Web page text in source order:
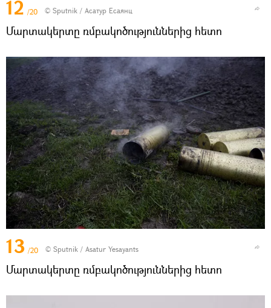
12 /20 © Sputnik / Асатур Есаянц
Մարտակերտը ռմբակոծություններից հետո
13 /20 © Sputnik / Asatur Yesayants
Մարտակերտը ռմբակոծություններից հետո